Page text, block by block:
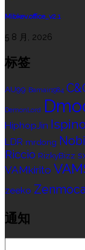
Mibkev.office_v2.1
5 8 月, 2026
标签
AU99 Bamair1984
DemonLord
HiphopJin
LDR mrdong
Riccio RizkyBizz
VAMkirito
zeeko
通知